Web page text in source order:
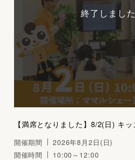
終了しました
開催期間
2026年8月2日(日)
開催時間
10:00～12:00